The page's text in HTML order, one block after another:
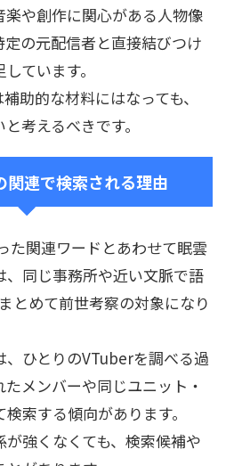
や創作に関心がある人物像
の元配信者と直接結びつけ
ています。
助的な材料にはなっても、
考えるべきです。
関連で検索される理由
た関連ワードとあわせて眠雲
、同じ事務所や近い文脈で語
とめて前世考察の対象になり
、ひとりのVTuberを調べる過
メンバーや同じユニット・
索する傾向があります。
強くなくても、検索候補や